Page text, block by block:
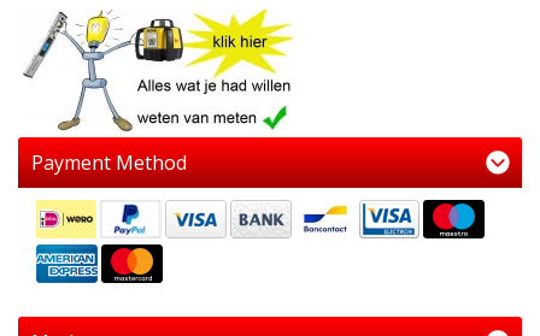
Payment Method